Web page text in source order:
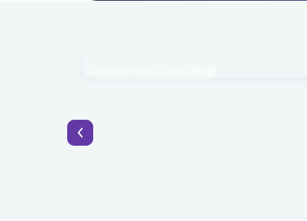
BaaS چیست؟ راهکار نوین توسعه سریع اپلیکیشن با Backend as a Service